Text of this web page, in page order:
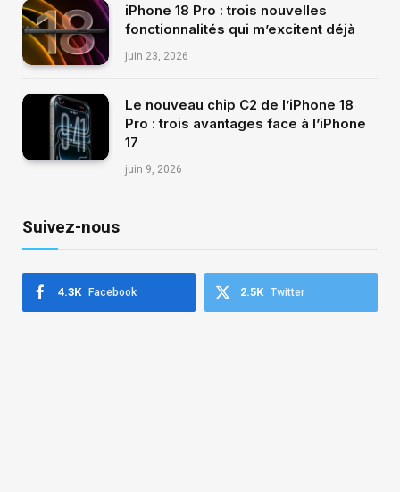
iPhone 18 Pro : trois nouvelles
fonctionnalités qui m’excitent déjà
juin 23, 2026
Le nouveau chip C2 de l’iPhone 18
Pro : trois avantages face à l’iPhone
17
juin 9, 2026
Suivez-nous
Facebook
4.3K Twitter
2.5K